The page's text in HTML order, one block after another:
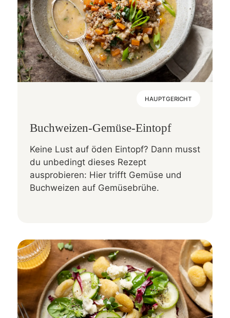
HAUPTGERICHT
Buchweizen-Gemüse-Eintopf
Keine Lust auf öden Eintopf? Dann musst
du unbedingt dieses Rezept
ausprobieren: Hier trifft Gemüse und
Buchweizen auf Gemüsebrühe.